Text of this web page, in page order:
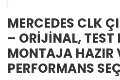
MERCEDES CLK
– ORİJİNAL, TEST
MONTAJA HAZIR
PERFORMANS